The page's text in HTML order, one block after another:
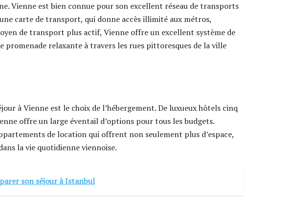
Vienne est bien connue pour son excellent réseau de transports
carte de transport, qui donne accès illimité aux métros,
de transport plus actif, Vienne offre un excellent système de
promenade relaxante à travers les rues pittoresques de la ville
à Vienne est le choix de l’hébergement. De luxueux hôtels cinq
offre un large éventail d’options pour tous les budgets.
de location qui offrent non seulement plus d’espace,
la vie quotidienne viennoise.
son séjour à Istanbul